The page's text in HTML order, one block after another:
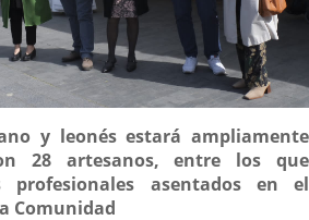
y leonés estará ampliamente
28 artesanos, entre los que
profesionales asentados en el
Comunidad